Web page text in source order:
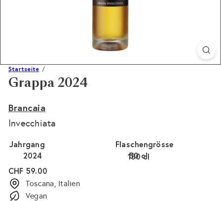
Startseite
Grappa 2024
Brancaia
Invecchiata
Flaschengrösse
50 cl
150 cl
Jahrgang
2024
Normaler
Preis
CHF 59.00
Toscana, Italien
Vegan